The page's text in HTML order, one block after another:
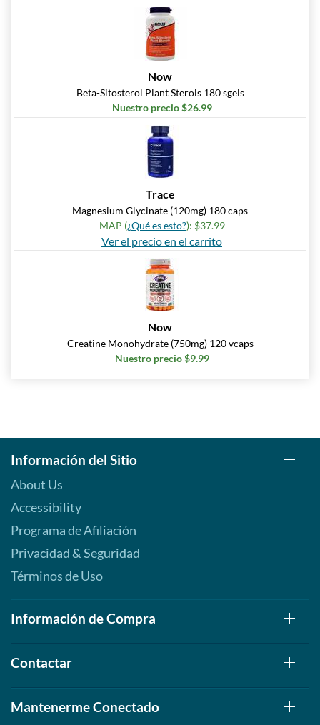
Now
Beta-Sitosterol Plant Sterols 180 sgels
Nuestro precio $26.99
Trace
Magnesium Glycinate (120mg) 180 caps
MAP (¿Qué es esto?): $37.99
Ver el precio en el carrito
Now
Creatine Monohydrate (750mg) 120 vcaps
Nuestro precio $9.99
Información del Sitio
About Us
Accessibility
Programa de Afiliación
Privacidad & Seguridad
Términos de Uso
Información de Compra
Contactar
Mantenerme Conectado